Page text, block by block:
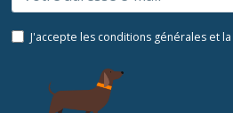
J'accepte les conditions générales et